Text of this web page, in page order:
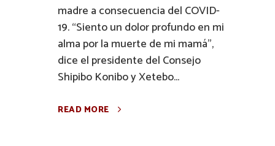
madre a consecuencia del COVID-
19. “Siento un dolor profundo en mi
alma por la muerte de mi mamá”,
dice el presidente del Consejo
Shipibo Konibo y Xetebo...
READ MORE